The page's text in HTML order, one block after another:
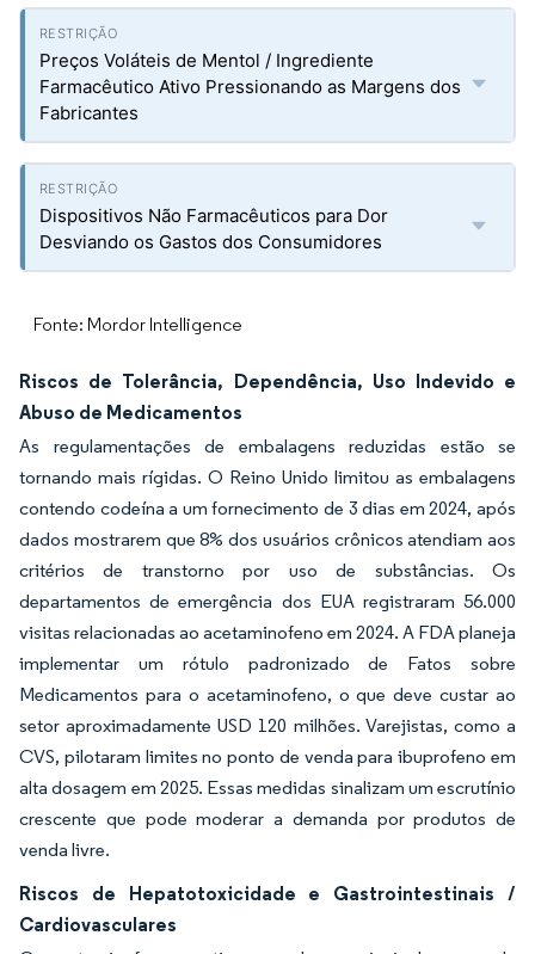
Preços Voláteis de Mentol / Ingrediente
Farmacêutico Ativo Pressionando as Margens dos
Fabricantes
Dispositivos Não Farmacêuticos para Dor
Desviando os Gastos dos Consumidores
Fonte: Mordor Intelligence
Riscos de Tolerância, Dependência, Uso Indevido e
Abuso de Medicamentos
As regulamentações de embalagens reduzidas estão se
tornando mais rígidas. O Reino Unido limitou as embalagens
contendo codeína a um fornecimento de 3 dias em 2024, após
dados mostrarem que 8% dos usuários crônicos atendiam aos
critérios de transtorno por uso de substâncias. Os
departamentos de emergência dos EUA registraram 56.000
visitas relacionadas ao acetaminofeno em 2024. A FDA planeja
implementar um rótulo padronizado de Fatos sobre
Medicamentos para o acetaminofeno, o que deve custar ao
setor aproximadamente USD 120 milhões. Varejistas, como a
CVS, pilotaram limites no ponto de venda para ibuprofeno em
alta dosagem em 2025. Essas medidas sinalizam um escrutínio
crescente que pode moderar a demanda por produtos de
venda livre.
Riscos de Hepatotoxicidade e Gastrointestinais /
Cardiovasculares